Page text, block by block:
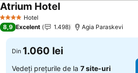
4 Stele Hotel
Atrium Hotel
8,9 Excelent 1.498 Agia Paraskevi
Din 1.060 lei
Vedeți prețurile de la 7 site-uri